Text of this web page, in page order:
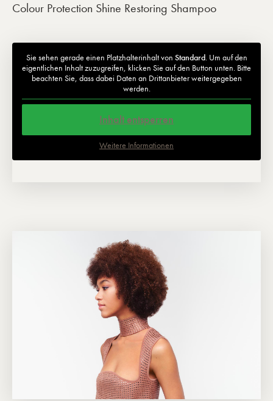
Colour Protection Shine Restoring Shampoo
Sie sehen gerade einen Platzhalterinhalt von Standard. Um auf den
eigentlichen Inhalt zuzugreifen, klicken Sie auf den Button unten. Bitte
beachten Sie, dass dabei Daten an Drittanbieter weitergegeben
werden.
Inhalt entsperren
Weitere Informationen